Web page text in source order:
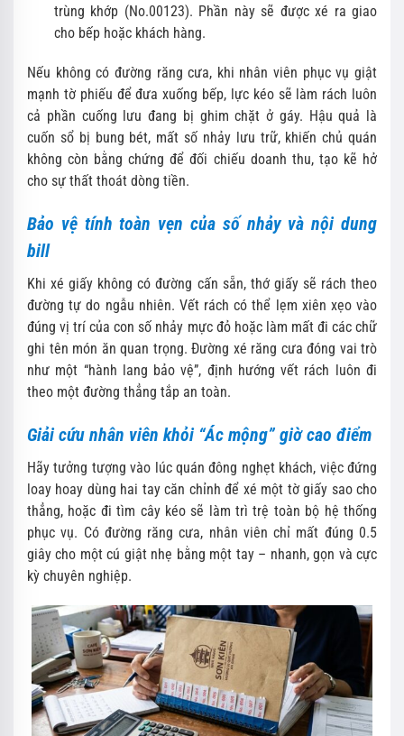
trùng khớp (No.00123). Phần này sẽ được xé ra giao
cho bếp hoặc khách hàng.
Nếu không có đường răng cưa, khi nhân viên phục vụ giật
mạnh tờ phiếu để đưa xuống bếp, lực kéo sẽ làm rách luôn
cả phần cuống lưu đang bị ghim chặt ở gáy. Hậu quả là
cuốn sổ bị bung bét, mất số nhảy lưu trữ, khiến chủ quán
không còn bằng chứng để đối chiếu doanh thu, tạo kẽ hở
cho sự thất thoát dòng tiền.
Bảo vệ tính toàn vẹn của số nhảy và nội dung
bill
Khi xé giấy không có đường cấn sẵn, thớ giấy sẽ rách theo
đường tự do ngẫu nhiên. Vết rách có thể lẹm xiên xẹo vào
đúng vị trí của con số nhảy mực đỏ hoặc làm mất đi các chữ
ghi tên món ăn quan trọng. Đường xé răng cưa đóng vai trò
như một “hành lang bảo vệ”, định hướng vết rách luôn đi
theo một đường thẳng tắp an toàn.
Giải cứu nhân viên khỏi “Ác mộng” giờ cao điểm
Hãy tưởng tượng vào lúc quán đông nghẹt khách, việc đứng
loay hoay dùng hai tay căn chỉnh để xé một tờ giấy sao cho
thẳng, hoặc đi tìm cây kéo sẽ làm trì trệ toàn bộ hệ thống
phục vụ. Có đường răng cưa, nhân viên chỉ mất đúng 0.5
giây cho một cú giật nhẹ bằng một tay – nhanh, gọn và cực
kỳ chuyên nghiệp.